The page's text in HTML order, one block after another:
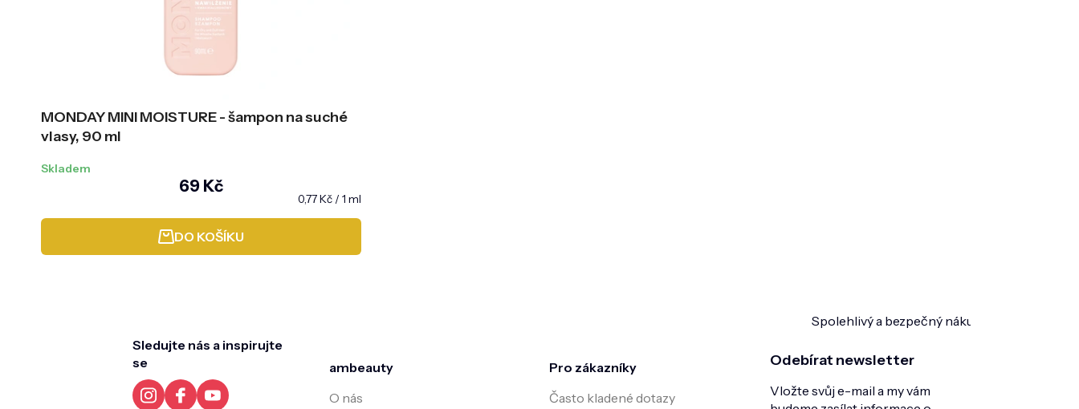
MONDAY MINI MOISTURE - šampon na suché
vlasy, 90 ml
Skladem
69 Kč
Měrná
0,77 Kč / 1 ml
DO KOŠÍKU
Sledujte nás a inspirujte
se
ambeauty
O nás
Pro zákazníky
Často kladené dotazy
Spolehlivý a bezpečný nákup
Odebírat newsletter
Vložte svůj e-mail a my vám